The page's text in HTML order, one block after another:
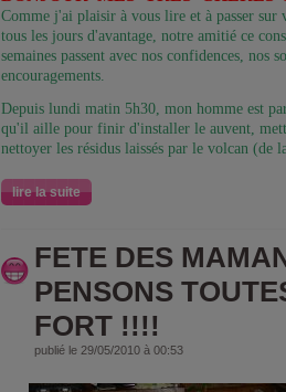
Comme j'ai plaisir à vous lire et à passer sur
tous les jours d'avantage, notre amitié ce
semaines passent avec nos confidences, nos
encouragements.
Depuis lundi matin 5h30, mon homme est
qu'il aille pour finir d'installer le auvent,
nettoyer les résidus laissés par le volcan (de
lire la suite
FETE DES
PENSONS
FORT !!!!
publié le 29/05/2010 à 00:53